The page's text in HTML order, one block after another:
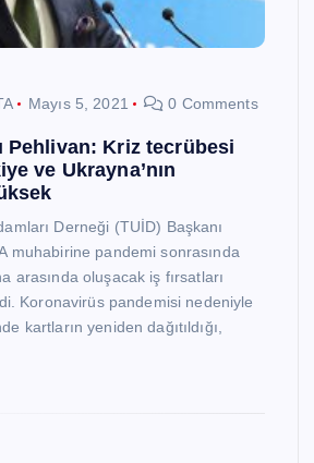
Mayıs 5, 2021 0 Comments
Pehlivan: Kriz tecrübesi
ve Ukrayna’nın
Derneği (TUİD) Başkanı
muhabirine pandemi sonrasında
arasında oluşacak iş fırsatları
Koronavirüs pandemisi nedeniyle
kartların yeniden dağıtıldığı,